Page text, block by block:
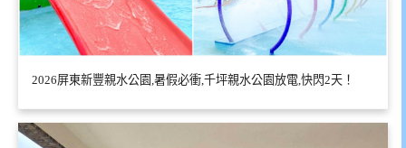
2026屏東新豐親水公園,暑假必衝,千坪親水公園放電,快閃2天！